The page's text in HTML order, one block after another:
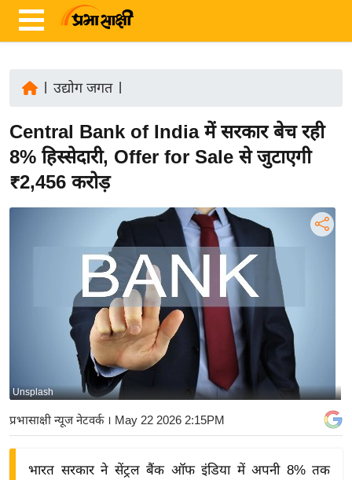
ज़ा
ख
र
बि
ज़
ने
उद्योग जगत|
Central Bank of India में सरकार बेच रही
8% हिस्सेदारी, Offer for Sale से जुटाएगी
₹2,456 करोड़
Unsplash
प्रभासाक्षी न्यूज नेटवर्क। May 22 2026 2:15PM
भारत सरकार ने सेंट्रल बैंक ऑफ इंडिया में अपनी 8% तक